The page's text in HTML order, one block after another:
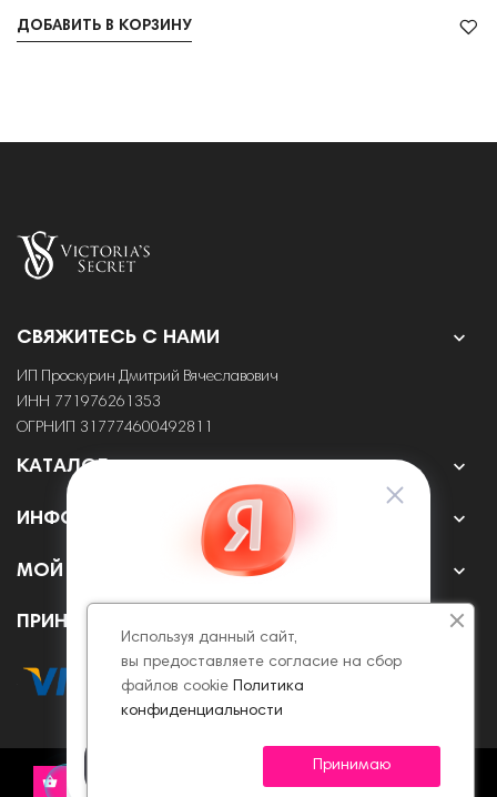
ДОБАВИТЬ В КОРЗИНУ
СВЯЖИТЕСЬ С НАМИ 
ИП Проскурин Дмитрий Вячеславович
ИНН 771976261353
ОГРНИП 317774600492811
КАТАЛОГ 
ИНФОРМАЦИЯ 
МОЙ АККАУНТ 
ПРИНИМАЕМ К ОПЛАТЕ ОНЛАЙН
© 2022 - 2026 Все права защищены.
Используя данный сайт,
вы предоставляете согласие на сбор
файлов cookie Политика
конфиденциальности
Принимаю